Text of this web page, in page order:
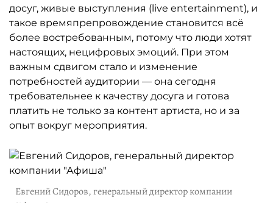
досуг, живые выступления (live entertainment), и
такое времяпрепровождение становится всё
более востребованным, потому что люди хотят
настоящих, нецифровых эмоций. При этом
важным сдвигом стало и изменение
потребностей аудитории — она сегодня
требовательнее к качеству досуга и готова
платить не только за контент артиста, но и за
опыт вокруг мероприятия.
Евгений Сидоров, генеральный директор компании